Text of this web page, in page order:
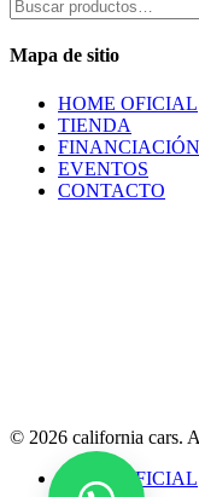
por:
Mapa de sitio
HOME OFICIAL
TIENDA
FINANCIACIÓN
EVENTOS
CONTACTO
© 2026 california cars.
Close
HOME OFICIAL